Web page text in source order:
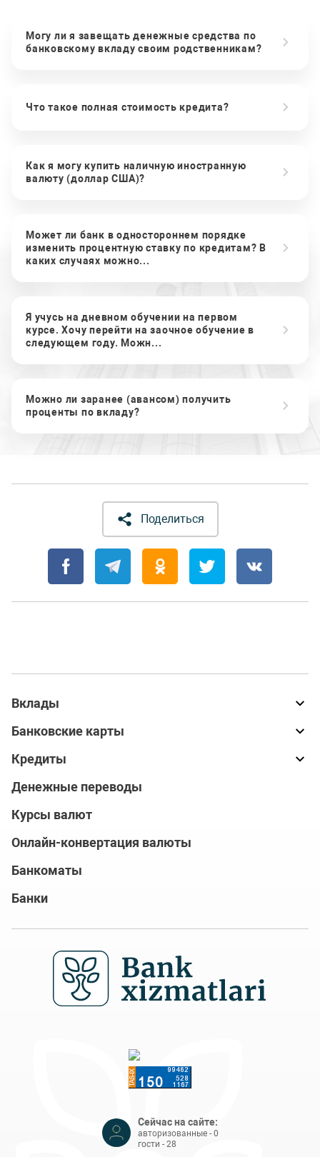
Могу ли я завещать денежные средства по
банковскому вкладу своим родственникам?
Что такое полная стоимость кредита?
Как я могу купить наличную иностранную
валюту (доллар США)?
Может ли банк в одностороннем порядке
изменить процентную ставку по кредитам? В
каких случаях можно...
Я учусь на дневном обучении на первом
курсе. Хочу перейти на заочное обучение в
следующем году. Можн...
Можно ли заранее (авансом) получить
проценты по вкладу?
Поделиться
Вклады
Банковские карты
Кредиты
Денежные переводы
Курсы валют
Онлайн-конвертация валюты
Банкоматы
Банки
Сейчас на сайте:
авторизованные - 0
гости - 28